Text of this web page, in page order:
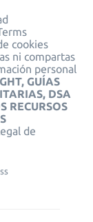
cookies
ni compartas
personal
GUÍAS
DSA
RECURSOS
de